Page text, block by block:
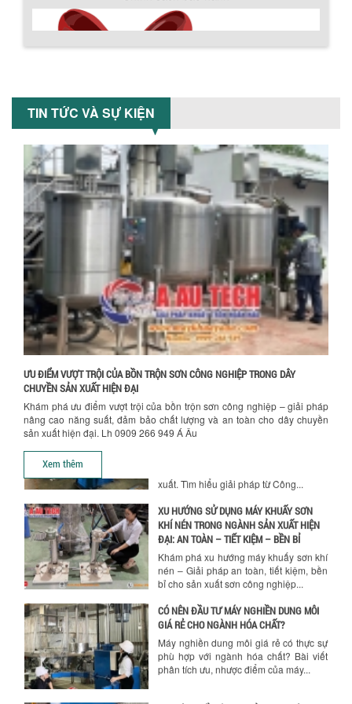
Hướng dẫn thanh toán mua hàng
TIN TỨC VÀ SỰ KIỆN
ƯU ĐIỂM VƯỢT TRỘI CỦA BỒN TRỘN SƠN CÔNG NGHIỆP TRONG DÂY
CHUYỀN SẢN XUẤT HIỆN ĐẠI
Khám phá ưu điểm vượt trội của bồn trộn sơn công nghiệp – giải pháp
nâng cao năng suất, đảm bảo chất lượng và an toàn cho dây chuyền
sản xuất hiện đại. Lh 0909 266 949 Á Âu
Xem thêm
Khám phá cách máy trộn sơn công
nghiệp giúp doanh nghiệp tiết kiệm
CHỌN MÁY KHUẤY TRỘN HÓA CHẤT CHO
Khám phá những tiêu chí quan trọng
giúp doanh nghiệp lựa chọn máy khuấy
trộn hóa chất phù hợp. Từ máy khuấy
hóa...
NHỮNG YẾU TỐ QUYẾT ĐỊNH KHI CHỌN
BỒN KHUẤY SƠN: VẬT LIỆU, DUNG TÍCH VÀ
CÔNG SUẤT KHUẤY
Khám phá các yếu tố quan trọng khi
chọn bồn khuấy sơn: Vật liệu, dung tích
và công suất khuấy. Giải pháp tối...
BỒN KHUẤY TRỘN CHẤT LỎNG CHO
NGÀNH HÓA CHẤT: NHỮNG YẾU TỐ QUYẾT
ĐỊNH CHẤT LƯỢNG SẢN PHẨM CUỐI
CÙNG
Khám phá những yếu tố quan trọng
quyết định chất lượng sản phẩm khi sử
dụng bồn khuấy trộn chất lỏng trong...
TỐI ƯU CHI PHÍ ĐẦU TƯ NHỜ LỰA CHỌN
ĐÚNG DỤNG CỤ KHUẤY SƠN CHO DÂY
CHUYỀN SẢN XUẤT
xuất. Tìm hiểu giải pháp từ Công...
XU HƯỚNG SỬ DỤNG MÁY KHUẤY SƠN
KHÍ NÉN TRONG NGÀNH SẢN XUẤT HIỆN
ĐẠI: AN TOÀN – TIẾT KIỆM – BỀN BỈ
Khám phá xu hướng máy khuấy sơn khí
nén – Giải pháp an toàn, tiết kiệm, bền
bỉ cho sản xuất sơn công nghiệp...
CÓ NÊN ĐẦU TƯ MÁY NGHIỀN DUNG MÔI
GIÁ RẺ CHO NGÀNH HÓA CHẤT?
Máy nghiền dung môi giá rẻ có thực sự
phù hợp với ngành hóa chất? Bài viết
phân tích ưu, nhược điểm của máy...